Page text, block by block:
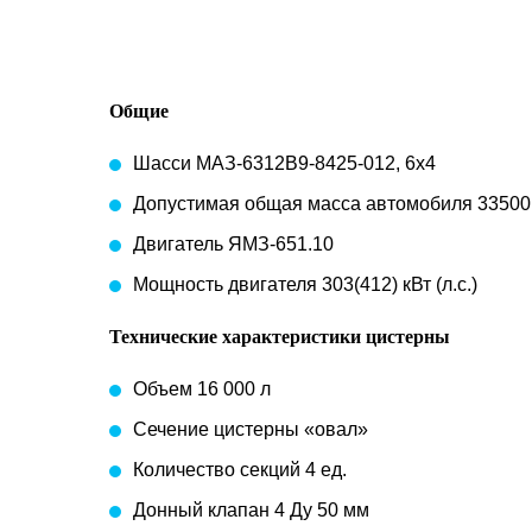
Общие
Шасси МАЗ-6312В9-8425-012, 6х4
Допустимая общая масса автомобиля 33500
Двигатель ЯМЗ-651.10
Мощность двигателя 303(412) кВт (л.с.)
Технические характеристики цистерны
Объем 16 000 л
Сечение цистерны «овал»
Количество секций 4 ед.
Донный клапан 4 Ду 50 мм